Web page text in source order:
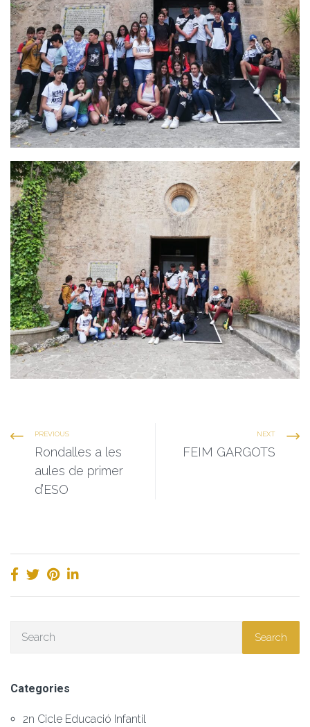
PREVIOUS
Rondalles a les
aules de primer
d’ESO
NEXT
FEIM GARGOTS
Search
Categories
2n Cicle Educació Infantil